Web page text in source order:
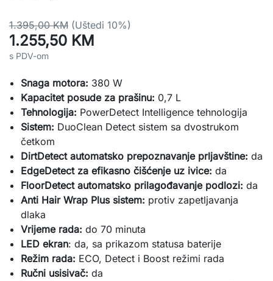
1.395,00 KM (Uštedi 10%)
1.255,50 KM
s PDV-om
Snaga motora: 380 W
Kapacitet posude za prašinu: 0,7 L
Tehnologija: PowerDetect Intelligence tehnologija
Sistem: DuoClean Detect sistem sa dvostrukom
četkom
DirtDetect automatsko prepoznavanje prljavštine: da
EdgeDetect za efikasno čišćenje uz ivice: da
FloorDetect automatsko prilagođavanje podlozi: da
Anti Hair Wrap Plus sistem: protiv zapetljavanja
dlaka
Vrijeme rada: do 70 minuta
LED ekran: da, sa prikazom statusa baterije
Režim rada: ECO, Detect i Boost režimi rada
Ručni usisivač: da